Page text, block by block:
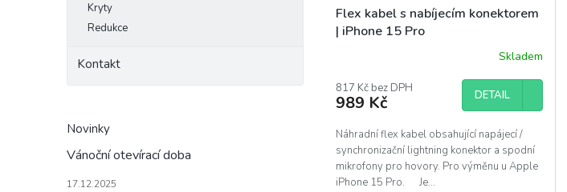
Kryty
Redukce
Kontakt
Novinky
Vánoční otevírací doba
17.12.2025
Flex kabel s nabíjecím konektorem
| iPhone 15 Pro
Skladem
817 Kč bez DPH
989 Kč DETAIL
Náhradní flex kabel obsahující napájecí /
synchronizační lightning konektor a spodní
mikrofony pro hovory. Pro výměnu u Apple
iPhone 15 Pro. Je...